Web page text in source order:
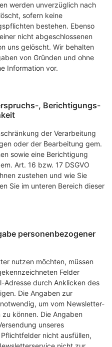
werden unverzüglich nach
sofern keine
bestehen. Ebenso
nicht abgeschlossenen
uns gelöscht. Wir behalten
von Gründen und ohne
Information vor.
, Berichtigungs-
der Verarbeitung
oder der Bearbeitung gem.
sowie eine Berichtigung
Art. 16 bzw. 17 DSGVO
zustehen und wie Sie
Sie im unteren Bereich dieser
personenbezogener
nutzen möchten, müssen
Felder
Adresse durch Anklicken des
Die Angaben zur
um vom Newsletter-
können. Die Angaben
unseres
nicht ausfüllen,